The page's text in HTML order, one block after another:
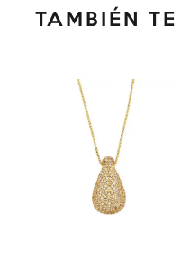
TAMBIÉN